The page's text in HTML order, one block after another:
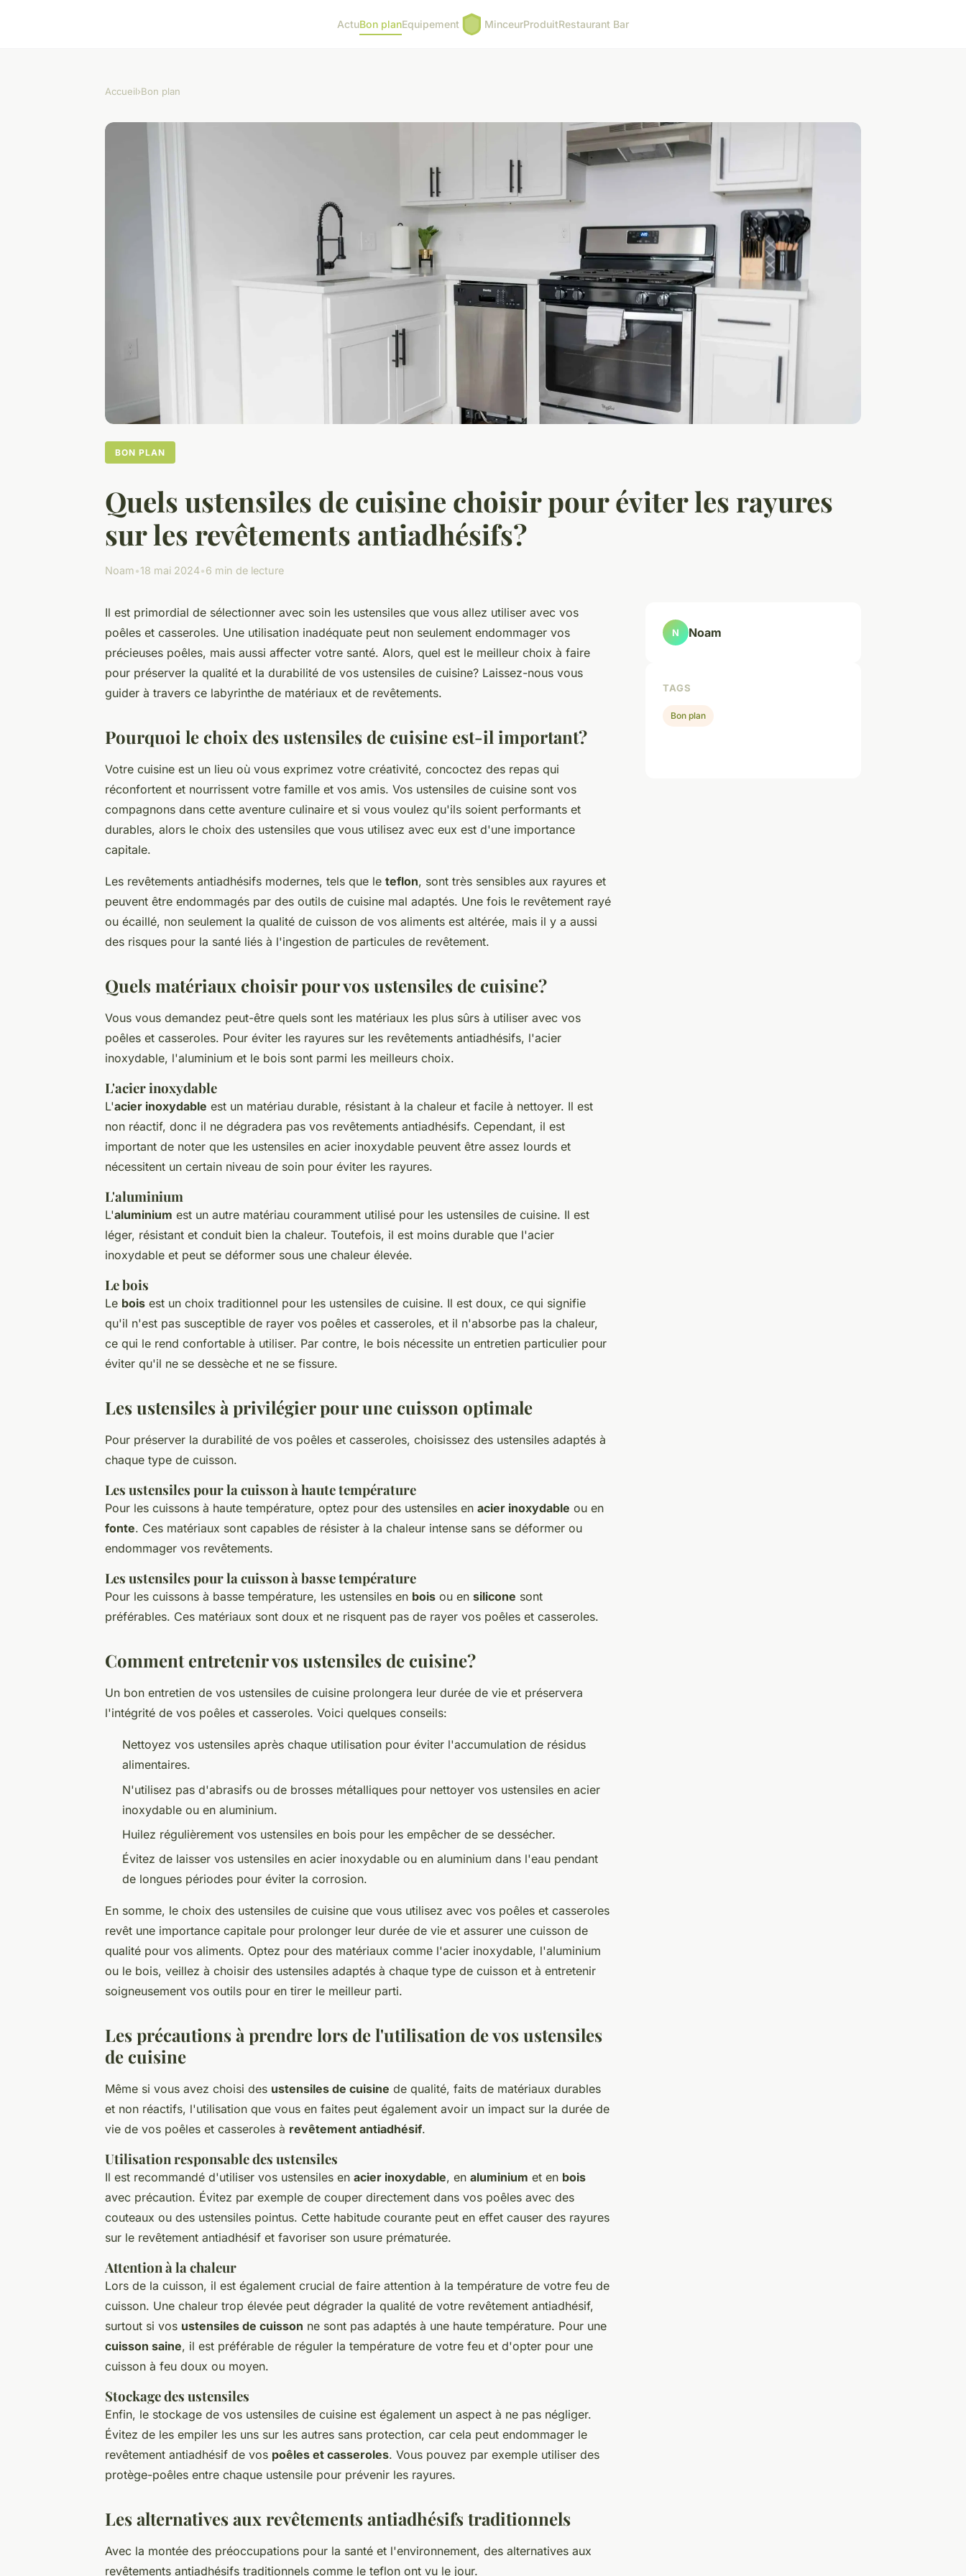
ActuBon planEquipement MinceurProduitRestaurant Bar
Accueil›Bon plan
BON PLAN
Quels ustensiles de cuisine choisir pour éviter les rayures
sur les revêtements antiadhésifs?
Noam•18 mai 2024•6 min de lecture
Il est primordial de sélectionner avec soin les ustensiles que vous allez utiliser avec vos
poêles et casseroles. Une utilisation inadéquate peut non seulement endommager vos
précieuses poêles, mais aussi affecter votre santé. Alors, quel est le meilleur choix à faire
pour préserver la qualité et la durabilité de vos ustensiles de cuisine? Laissez-nous vous
guider à travers ce labyrinthe de matériaux et de revêtements.
Pourquoi le choix des ustensiles de cuisine est-il important?
Votre cuisine est un lieu où vous exprimez votre créativité, concoctez des repas qui
réconfortent et nourrissent votre famille et vos amis. Vos ustensiles de cuisine sont vos
compagnons dans cette aventure culinaire et si vous voulez qu'ils soient performants et
durables, alors le choix des ustensiles que vous utilisez avec eux est d'une importance
capitale.
Les revêtements antiadhésifs modernes, tels que le teflon, sont très sensibles aux rayures et
peuvent être endommagés par des outils de cuisine mal adaptés. Une fois le revêtement rayé
ou écaillé, non seulement la qualité de cuisson de vos aliments est altérée, mais il y a aussi
des risques pour la santé liés à l'ingestion de particules de revêtement.
Quels matériaux choisir pour vos ustensiles de cuisine?
Vous vous demandez peut-être quels sont les matériaux les plus sûrs à utiliser avec vos
poêles et casseroles. Pour éviter les rayures sur les revêtements antiadhésifs, l'acier
inoxydable, l'aluminium et le bois sont parmi les meilleurs choix.
L'acier inoxydable
L'acier inoxydable est un matériau durable, résistant à la chaleur et facile à nettoyer. Il est
non réactif, donc il ne dégradera pas vos revêtements antiadhésifs. Cependant, il est
important de noter que les ustensiles en acier inoxydable peuvent être assez lourds et
nécessitent un certain niveau de soin pour éviter les rayures.
L'aluminium
L'aluminium est un autre matériau couramment utilisé pour les ustensiles de cuisine. Il est
léger, résistant et conduit bien la chaleur. Toutefois, il est moins durable que l'acier
inoxydable et peut se déformer sous une chaleur élevée.
Le bois
Le bois est un choix traditionnel pour les ustensiles de cuisine. Il est doux, ce qui signifie
qu'il n'est pas susceptible de rayer vos poêles et casseroles, et il n'absorbe pas la chaleur,
ce qui le rend confortable à utiliser. Par contre, le bois nécessite un entretien particulier pour
éviter qu'il ne se dessèche et ne se fissure.
Les ustensiles à privilégier pour une cuisson optimale
Pour préserver la durabilité de vos poêles et casseroles, choisissez des ustensiles adaptés à
chaque type de cuisson.
Les ustensiles pour la cuisson à haute température
Pour les cuissons à haute température, optez pour des ustensiles en acier inoxydable ou en
fonte. Ces matériaux sont capables de résister à la chaleur intense sans se déformer ou
endommager vos revêtements.
Les ustensiles pour la cuisson à basse température
Pour les cuissons à basse température, les ustensiles en bois ou en silicone sont
préférables. Ces matériaux sont doux et ne risquent pas de rayer vos poêles et casseroles.
Comment entretenir vos ustensiles de cuisine?
Un bon entretien de vos ustensiles de cuisine prolongera leur durée de vie et préservera
l'intégrité de vos poêles et casseroles. Voici quelques conseils:
Nettoyez vos ustensiles après chaque utilisation pour éviter l'accumulation de résidus
alimentaires.
N'utilisez pas d'abrasifs ou de brosses métalliques pour nettoyer vos ustensiles en acier
inoxydable ou en aluminium.
Huilez régulièrement vos ustensiles en bois pour les empêcher de se dessécher.
Évitez de laisser vos ustensiles en acier inoxydable ou en aluminium dans l'eau pendant
de longues périodes pour éviter la corrosion.
En somme, le choix des ustensiles de cuisine que vous utilisez avec vos poêles et casseroles
revêt une importance capitale pour prolonger leur durée de vie et assurer une cuisson de
qualité pour vos aliments. Optez pour des matériaux comme l'acier inoxydable, l'aluminium
ou le bois, veillez à choisir des ustensiles adaptés à chaque type de cuisson et à entretenir
soigneusement vos outils pour en tirer le meilleur parti.
Les précautions à prendre lors de l'utilisation de vos ustensiles
de cuisine
Même si vous avez choisi des ustensiles de cuisine de qualité, faits de matériaux durables
et non réactifs, l'utilisation que vous en faites peut également avoir un impact sur la durée de
vie de vos poêles et casseroles à revêtement antiadhésif.
Utilisation responsable des ustensiles
Il est recommandé d'utiliser vos ustensiles en acier inoxydable, en aluminium et en bois
avec précaution. Évitez par exemple de couper directement dans vos poêles avec des
couteaux ou des ustensiles pointus. Cette habitude courante peut en effet causer des rayures
sur le revêtement antiadhésif et favoriser son usure prématurée.
Attention à la chaleur
Lors de la cuisson, il est également crucial de faire attention à la température de votre feu de
cuisson. Une chaleur trop élevée peut dégrader la qualité de votre revêtement antiadhésif,
surtout si vos ustensiles de cuisson ne sont pas adaptés à une haute température. Pour une
cuisson saine, il est préférable de réguler la température de votre feu et d'opter pour une
cuisson à feu doux ou moyen.
Stockage des ustensiles
Enfin, le stockage de vos ustensiles de cuisine est également un aspect à ne pas négliger.
Évitez de les empiler les uns sur les autres sans protection, car cela peut endommager le
revêtement antiadhésif de vos poêles et casseroles. Vous pouvez par exemple utiliser des
protège-poêles entre chaque ustensile pour prévenir les rayures.
Les alternatives aux revêtements antiadhésifs traditionnels
Avec la montée des préoccupations pour la santé et l'environnement, des alternatives aux
revêtements antiadhésifs traditionnels comme le teflon ont vu le jour.
N Noam
TAGS
Bon plan